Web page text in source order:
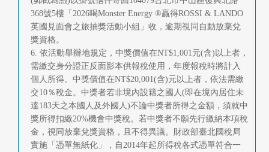
368號5樓「2026喝Monster Energy ®贏得ROSSI & LANDO
英國見面會之旅抽獎活動小組」收，逾期視同自動放棄兌
獎資格。
6. 依活動舉辦地規定，中獎價值在NT$1,001元(含)以上者，
需繳交身分證正反面影本供報稅使用，年度報稅時將計入
個人所得。中獎價值在NT$20,001(含)元以上者，依法需繳
交10％稅金。中獎者若非境內設籍之國人(即在境內居住未
達183天之本國人及外國人)不論中獎者所得之金額，須就中
獎所得扣繳20%機會中獎稅。若中獎者不願先行繳納本項稅
金，視同放棄兌獎資格，且不得異議。財政部臺北國稅局
實施「憑單無紙化」，自2014年起所得稅各式憑單符合一